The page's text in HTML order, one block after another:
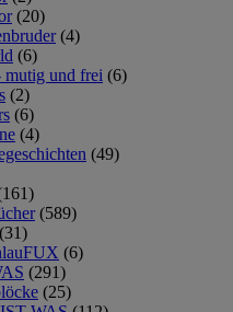
(20)
(4)
(6)
mutig und frei (6)
(2)
(6)
(4)
(49)
(589)
(31)
(6)
(291)
(25)